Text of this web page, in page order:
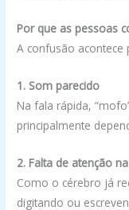
Por que as pessoas
A confusão
1. Som parecido
Na fala rápida,
principalmente
2. Falta de atenção
Como o cérebro já
digitando ou